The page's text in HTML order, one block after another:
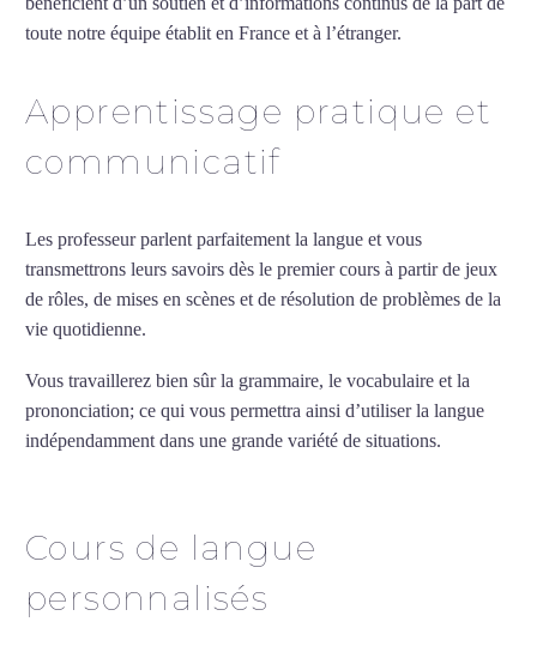
toute notre équipe établit en France et à l’étranger.
Apprentissage pratique et
communicatif
Les professeur parlent parfaitement la langue et vous
transmettrons leurs savoirs dès le premier cours à partir de jeux
de rôles, de mises en scènes et de résolution de problèmes de la
vie quotidienne.
Vous travaillerez bien sûr la grammaire, le vocabulaire et la
prononciation; ce qui vous permettra ainsi d’utiliser la langue
indépendamment dans une grande variété de situations.
Cours de langue
personnalisés